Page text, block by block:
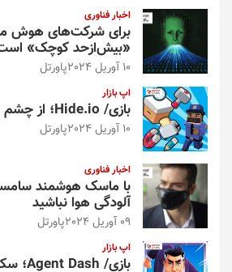
اخبار فناوری
برای شرکت‌های هوش
«بیش‌از‌حد کوچک»
10 آوریل 2024 پاورتل
اپ بازار
بازی/ Hide.io؛ از چشم بقیه پنهان شوید
10 آوریل 2024 پاورتل
اخبار فناوری
با ماسک هوشمند
آلودگی هوا نباشید
09 آوریل 2024 پاورتل
اپ بازار
بازی/ Agent Dash؛ سکه‌ها را جمع کنید